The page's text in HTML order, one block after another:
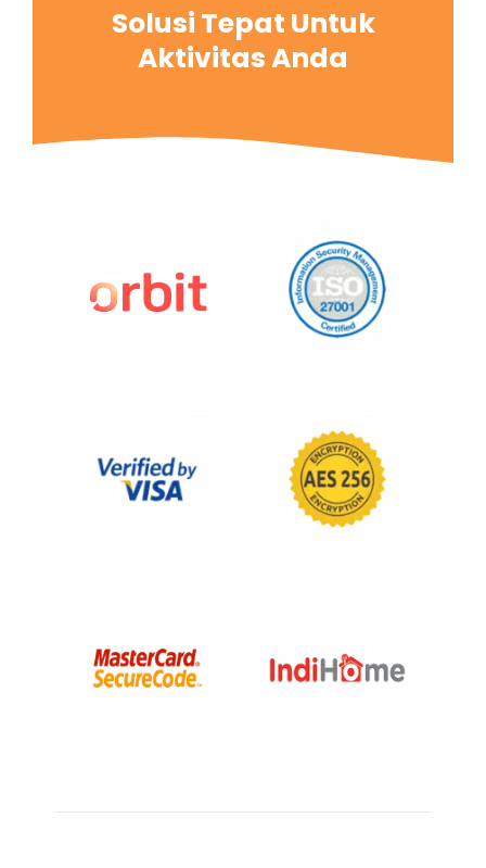
Solusi Tepat Untuk
Aktivitas Anda